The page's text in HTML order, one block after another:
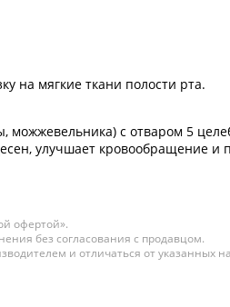
на мягкие ткани полости рта.
с отваром 5
улучшает кровообращение и
офертой».
без согласования с продавцом.
и отличаться от указанных